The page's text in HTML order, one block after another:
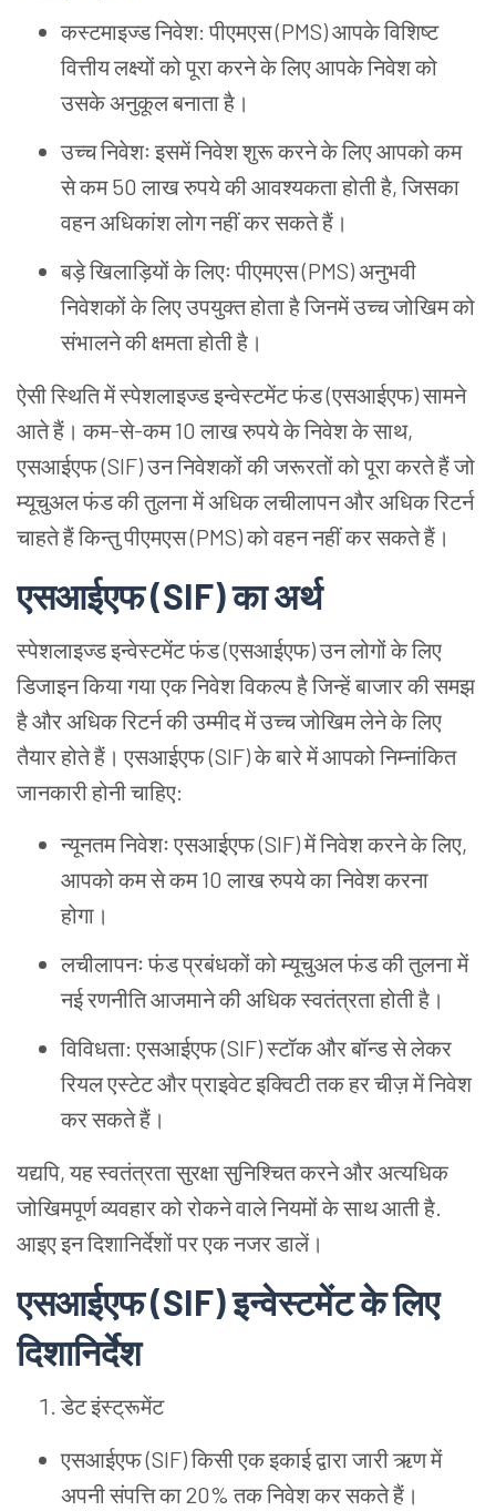
कस्टमाइज्डनिवेश: पीएमएस (PMS) आपकेविशिष्ट
वित्तीयलक्ष्योंकोपूराकरनेकेलिएआपकेनिवेशको
उसकेअनुकूलबनाताहै।
उच्चनिवेशः इसमेंनिवेशशुरूकरनेकेलिएआपकोकम
सेकम 50 लाखरुपयेकीआवश्यकताहोतीहै, जिसका
वहनअधिकांशलोगनहींकरसकतेहैं।
बड़ेखिलाड़ियोंकेलिएः पीएमएस (PMS) अनुभवी
निवेशकोंकेलिएउपयुक्तहोताहैजिनमेंउच्चजोखिमको
संभालनेकीक्षमताहोतीहै।
ऐसीस्थितिमेंस्पेशलाइज्डइन्वेस्टमेंटफंड (एसआईएफ) सामने
आतेहैं। कम-से-कम 10 लाखरुपयेकेनिवेशकेसाथ,
एसआईएफ (SIF) उननिवेशकोंकीजरूरतोंकोपूराकरतेहैंजो
म्यूचुअलफंडकीतुलनामेंअधिकलचीलापनऔरअधिकरिटर्न
चाहतेहैंकिन्तुपीएमएस (PMS) कोवहननहींकरसकतेहैं।
एसआईएफ (SIF) काअर्थ
स्पेशलाइज्डइन्वेस्टमेंटफंड (एसआईएफ) उनलोगोंकेलिए
डिजाइनकियागयाएकनिवेशविकल्पहैजिन्हेंबाजारकीसमझ
हैऔरअधिकरिटर्नकीउम्मीदमेंउच्चजोखिमलेनेकेलिए
तैयारहोतेहैं। एसआईएफ (SIF) केबारेमेंआपकोनिम्नांकित
जानकारीहोनीचाहिए:
न्यूनतमनिवेशः एसआईएफ (SIF) मेंनिवेशकरनेकेलिए,
आपकोकमसेकम 10 लाखरुपयेकानिवेशकरना
होगा।
लचीलापनः फंडप्रबंधकोंकोम्यूचुअलफंडकीतुलनामें
नईरणनीतिआजमानेकीअधिकस्वतंत्रताहोतीहै।
विविधता: एसआईएफ (SIF) स्टॉकऔरबॉन्डसेलेकर
रियलएस्टेटऔरप्राइवेटइक्विटीतकहरचीज़मेंनिवेश
करसकतेहैं।
यद्यपि, यहस्वतंत्रतासुरक्षासुनिश्चितकरनेऔरअत्यधिक
जोखिमपूर्णव्यवहारकोरोकनेवालेनियमोंकेसाथआतीहै.
आइएइनदिशानिर्देशोंपरएकनजरडालें।
एसआईएफ (SIF) इन्वेस्टमेंटकेलिए
दिशानिर्देश
डेटइंस्ट्रूमेंट
एसआईएफ (SIF) किसीएकइकाईद्वाराजारीऋणमें
अपनीसंपत्तिका 20% तकनिवेशकरसकतेहैं।